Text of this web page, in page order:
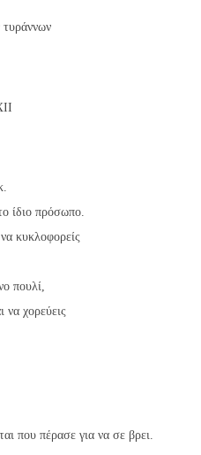
ίδιο πρόσωπο.
κυκλοφορείς
πουλί,
χορεύεις
που πέρασε για να σε βρει.